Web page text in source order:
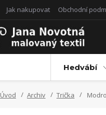
Jak nakupovat Obchodní
Hedvábí
Úvod Archiv Trička